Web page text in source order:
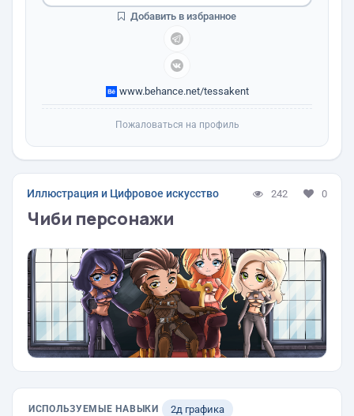
www.behance.net/tessakent
Добавить в избранное
Пожаловаться на профиль
Иллюстрация и Цифровое искусство 242 0
Чиби персонажи
ИСПОЛЬЗУЕМЫЕ НАВЫКИ 2д графика